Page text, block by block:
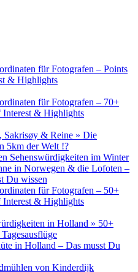
für Fotografen – Points
& Highlights
für Fotografen – 70+
Interest & Highlights
Sakrisøy & Reine » Die
5km der Welt !?
Sehenswürdigkeiten im Winter
in Norwegen & die Lofoten –
Du wissen
für Fotografen – 50+
Interest & Highlights
in Holland » 50+
in Holland – Das musst Du
von Kinderdijk